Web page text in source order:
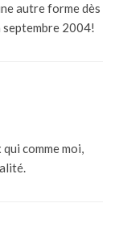
autre forme dès
septembre 2004!
comme moi,